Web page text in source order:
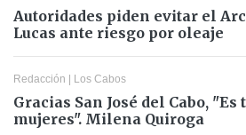
Autoridades piden evitar el
Lucas ante riesgo por oleaje
Redacción | Los Cabos
Gracias San José del Cabo, "Es
mujeres". Milena Quiroga